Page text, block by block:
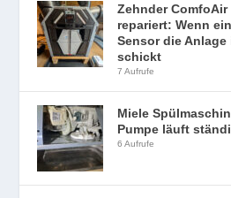
Zehnder ComfoAir
repariert: Wenn
Sensor die
schickt
7 Aufrufe
Miele
Pumpe läuft
6 Aufrufe